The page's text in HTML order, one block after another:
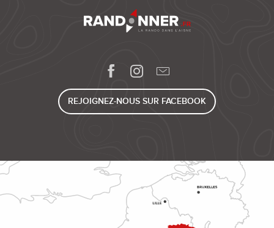
REJOIGNEZ-NOUS SUR FACEBOOK